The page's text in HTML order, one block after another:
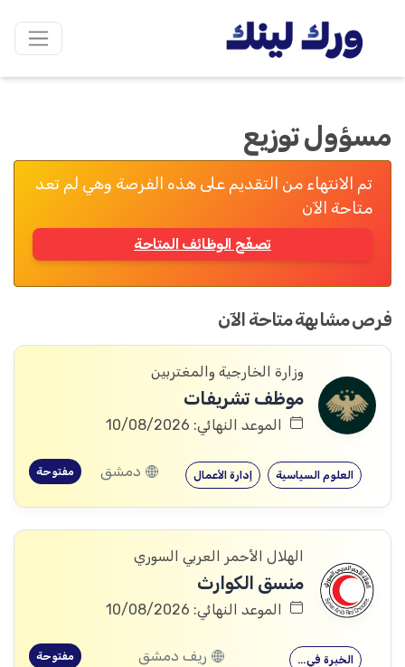
مسؤول توزيع
تم الانتهاء من التقديم على هذه الفرصة وهي لم تعد
متاحة الآن
تصفّح الوظائف المتاحة
فرص مشابهة متاحة الآن
وزارة الخارجية والمغتربين
موظف تشريفات
الموعد النهائي: 10/08/2026
إدارة الأعمال العلوم السياسية دمشق مفتوحة
الهلال الأحمر العربي السوري
منسق الكوارث
الموعد النهائي: 10/08/2026
الخبرة في… ريف دمشق مفتوحة